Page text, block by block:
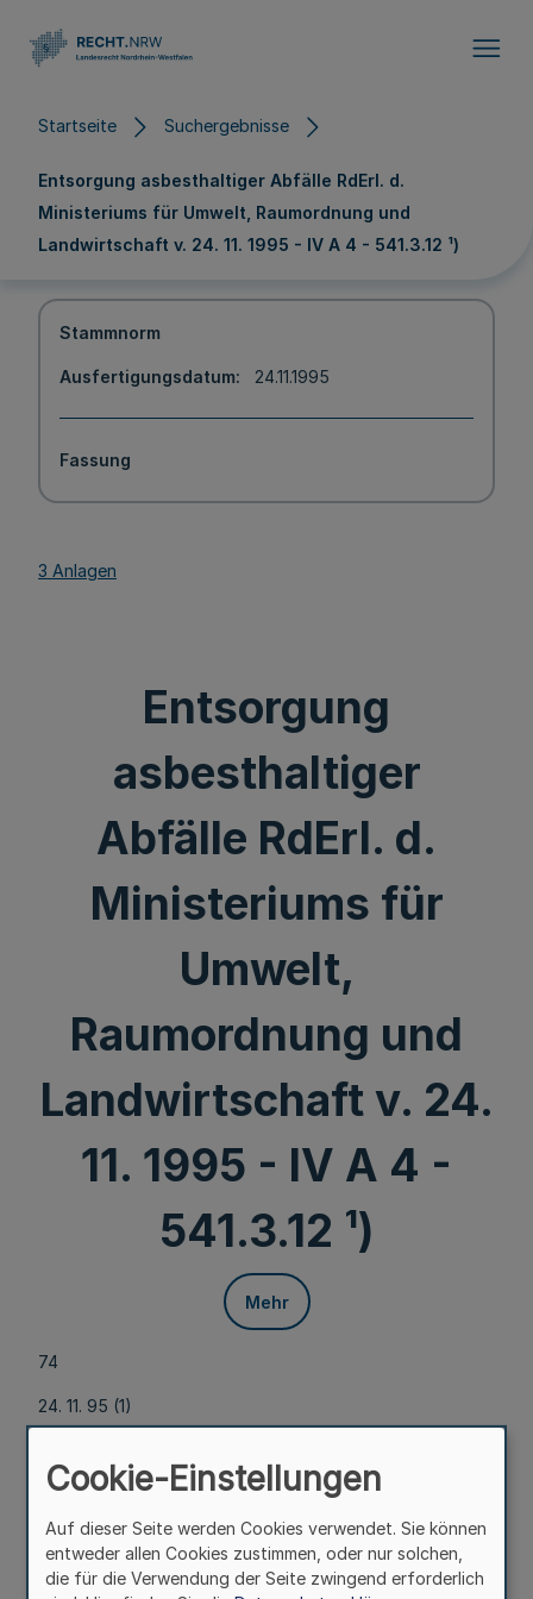
Startseite Suchergebnisse
Entsorgung asbesthaltiger Abfälle RdErl. d.
Ministeriums für Umwelt, Raumordnung und
Landwirtschaft v. 24. 11. 1995 - IV A 4 - 541.3.12 ¹)
Stammnorm
Ausfertigungsdatum 24.11.1995
Fassung
3 Anlagen
Entsorgung
asbesthaltiger
Abfälle RdErl. d.
Ministeriums für
Umwelt,
Raumordnung und
Landwirtschaft v. 24.
11. 1995 - IV A 4 -
541.3.12 ¹)
Mehr
74
24. 11. 95 (1)
Nr. 6 einschl.)
Entsorgung asbesthaltiger Abfälle
RdErl. d. Ministeriums für Umwelt, Raumordnung
Cookie-Einstellungen
Auf dieser Seite werden Cookies verwendet. Sie können
entweder allen Cookies zustimmen, oder nur solchen,
die für die Verwendung der Seite zwingend erforderlich